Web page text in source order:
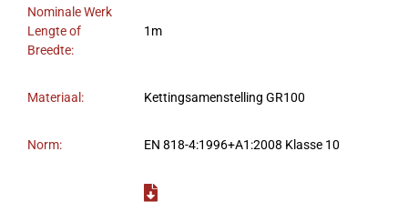
Nominale Werk
Lengte of
Breedte:
1m
Materiaal: Kettingsamenstelling GR100
Norm: EN 818-4:1996+A1:2008 Klasse 10